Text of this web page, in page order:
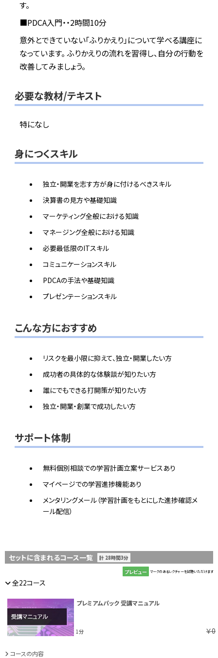
す。
■PDCA入門・・2時間10分
意外とできていない「ふりかえり」について学べる講座に
なっています。 ふりかえりの流れを習得し、自分の行動を
改善してみましょう。
必要な教材/テキスト
特になし
身につくスキル
独立・開業を志す方が身に付けるべきスキル
決算書の見方や基礎知識
マーケティング全般における知識
マネージング全般における知識
必要最低限のITスキル
コミュニケーションスキル
PDCAの手法や基礎知識
プレゼンテーションスキル
こんな方におすすめ
リスクを最小限に抑えて、独立・開業したい方
成功者の具体的な体験談が知りたい方
誰にでもできる打開策が知りたい方
独立・開業・創業で成功したい方
サポート体制
無料個別相談での学習計画立案サービスあり
マイページでの学習進捗機能あり
メンタリングメール（学習計画をもとにした進捗確認メ
ール配信）
セットに含まれるコース一覧 計 28時間3分
プレビュー マークのあるレクチャーを試聴いただけます
全22コース
プレミアムパック 受講マニュアル
1分 ￥0
コースの内容